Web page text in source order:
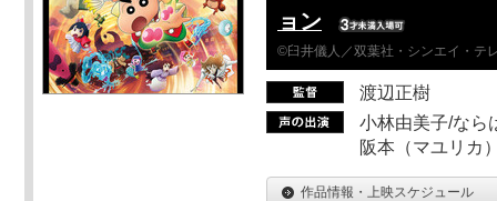
ョン
©臼井儀人／双葉社・シンエイ・テ
渡辺正樹
小林由美子/なら
阪本（マユリカ
作品情報・上映スケジュール